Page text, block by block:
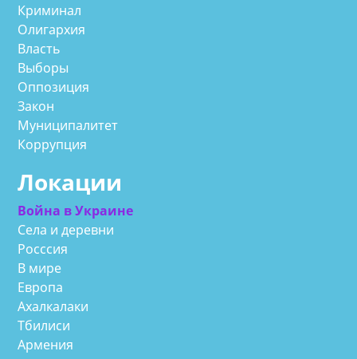
Криминал
Олигархия
Власть
Выборы
Оппозиция
Закон
Муниципалитет
Коррупция
Локации
Война в Украине
Села и деревни
Росссия
В мире
Европа
Ахалкалаки
Тбилиси
Армения